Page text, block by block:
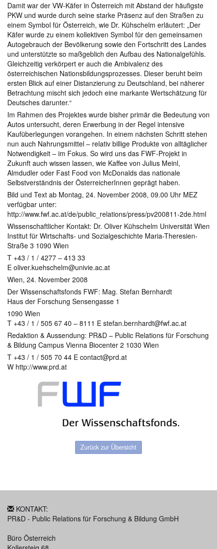
Damit war der VW-Käfer in Österreich mit Abstand der häufigste
PKW und wurde durch seine starke Präsenz auf den Straßen zu
einem Symbol für Österreich, wie Dr. Kühschelm erläutert: „Der
Käfer wurde zu einem kollektiven Symbol für den gemeinsamen
Autogebrauch der Bevölkerung sowie den Fortschritt des Landes
und unterstützte so maßgeblich den Aufbau des Nationalgefühls.
Gleichzeitig verkörpert er auch die Ambivalenz des
österreichischen Nationsbildungsprozesses. Dieser beruht beim
ersten Blick auf einer Distanzierung zu Deutschland, bei näherer
Betrachtung mischt sich jedoch eine markante Wertschätzung für
Deutsches darunter.“
Im Rahmen des Projektes wurde bisher primär die Bedeutung von
Autos untersucht, deren Erwerbung in der Regel intensive
Kaufüberlegungen vorangehen. In einem nächsten Schritt stehen
nun auch Nahrungsmittel – relativ billige Produkte von alltäglicher
Notwendigkeit – im Fokus. So wird uns das FWF-Projekt in
Zukunft auch wissen lassen, wie Kaffee von Julius Meinl,
Almdudler oder Fast Food von McDonalds das nationale
Selbstverständnis der ÖsterreicherInnen geprägt haben.
Bild und Text ab Montag, 24. November 2008, 09.00 Uhr MEZ
verfügbar unter:
http://www.fwf.ac.at/de/public_relations/press/pv200811-2de.html
Wissenschaftlicher Kontakt: Dr. Oliver Kühschelm Universität Wien
Institut für Wirtschafts- und Sozialgeschichte Maria-Theresien-
Straße 3 1090 Wien
T +43 / 1 / 4277 – 413 33
E oliver.kuehschelm@univie.ac.at
Wien, 24. November 2008
Der Wissenschaftsfonds FWF: Mag. Stefan Bernhardt
Haus der Forschung Sensengasse 1
1090 Wien
T +43 / 1 / 505 67 40 – 8111 E stefan.bernhardt@fwf.ac.at
Redaktion & Aussendung: PR&D – Public Relations für Forschung
& Bildung Campus Vienna Biocenter 2 1030 Wien
T +43 / 1 / 505 70 44 E contact@prd.at
W http://www.prd.at
Zurück zur Übersicht
KONTAKT:
PR&D - Public Relations für Forschung & Bildung GmbH
Büro Österreich